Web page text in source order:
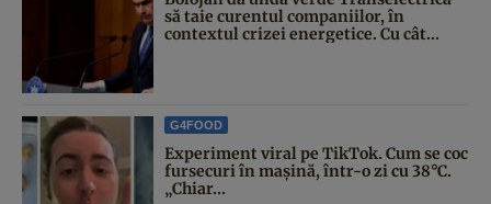
să taie curentul companiilor, în
contextul crizei energetice. Cu cât...
G4FOOD
Experiment viral pe TikTok. Cum se coc
fursecuri în mașină, într-o zi cu 38°C.
„Chiar...